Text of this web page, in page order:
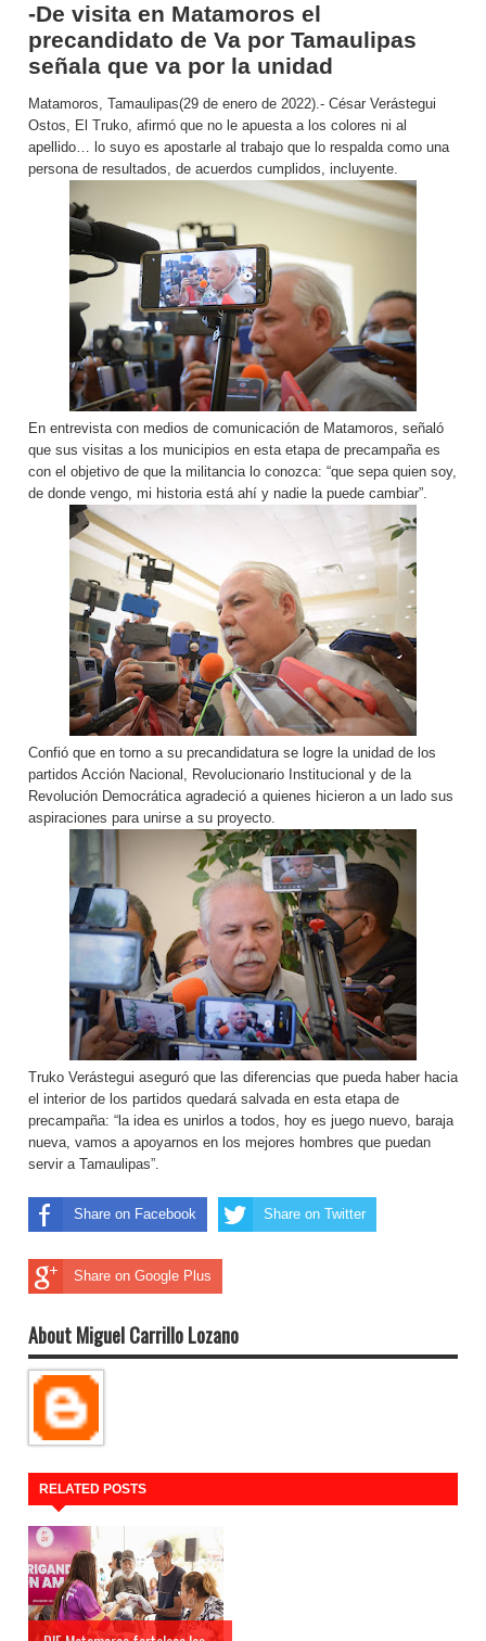
-De visita en Matamoros el
precandidato de Va por Tamaulipas
señala que va por la unidad
Matamoros, Tamaulipas(29 de enero de 2022).- César Verástegui
Ostos, El Truko, afirmó que no le apuesta a los colores ni al
apellido… lo suyo es apostarle al trabajo que lo respalda como una
persona de resultados, de acuerdos cumplidos, incluyente.
En entrevista con medios de comunicación de Matamoros, señaló
que sus visitas a los municipios en esta etapa de precampaña es
con el objetivo de que la militancia lo conozca: “que sepa quien soy,
de donde vengo, mi historia está ahí y nadie la puede cambiar”.
Confió que en torno a su precandidatura se logre la unidad de los
partidos Acción Nacional, Revolucionario Institucional y de la
Revolución Democrática agradeció a quienes hicieron a un lado sus
aspiraciones para unirse a su proyecto.
Truko Verástegui aseguró que las diferencias que pueda haber hacia
el interior de los partidos quedará salvada en esta etapa de
precampaña: “la idea es unirlos a todos, hoy es juego nuevo, baraja
nueva, vamos a apoyarnos en los mejores hombres que puedan
servir a Tamaulipas”.
Share on Facebook Share on Twitter
Share on Google Plus
About Miguel Carrillo Lozano
RELATED POSTS